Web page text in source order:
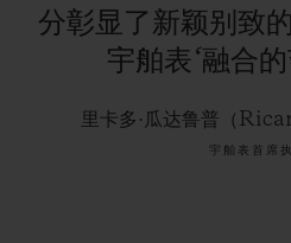
分彰显了新颖别致
宇舶表‘融合
里卡多·瓜达鲁普（
宇舶表首席